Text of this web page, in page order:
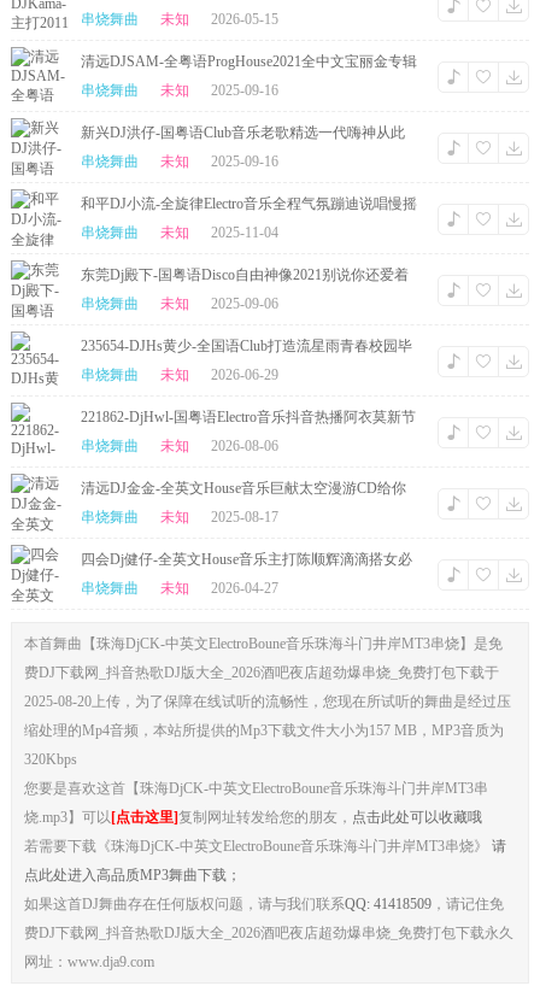
串烧舞曲
未知 2026-05-15
清远DJSAM-全粤语ProgHouse2021全中文宝丽金专辑
串烧
串烧舞曲 未知 2025-09-16
新兴DJ洪仔-国粤语Club音乐老歌精选一代嗨神从此
落幕串烧
串烧舞曲 未知 2025-09-16
和平DJ小流-全旋律Electro音乐全程气氛蹦迪说唱慢摇
串烧
串烧舞曲 未知 2025-11-04
东莞Dj殿下-国粤语Disco自由神像2021别说你还爱着
我串烧
串烧舞曲 未知 2025-09-06
235654-DJHs黄少-全国语Club打造流星雨青春校园毕
业暑假必听串烧
串烧舞曲 未知 2026-06-29
221862-DjHwl-国粤语Electro音乐抖音热播阿衣莫新节
奏旧旋律串烧
串烧舞曲 未知 2026-08-06
清远DJ金金-全英文House音乐巨献太空漫游CD给你
不一样感觉串烧
串烧舞曲 未知 2025-08-17
四会Dj健仔-全英文House音乐主打陈顺辉滴滴搭女必
备DJ串烧
串烧舞曲 未知 2026-04-27
本首舞曲【珠海DjCK-中英文ElectroBoune音乐珠海斗门井岸MT3串烧】是免
费DJ下载网_抖音热歌DJ版大全_2026酒吧夜店超劲爆串烧_免费打包下载于
2025-08-20上传，为了保障在线试听的流畅性，您现在所试听的舞曲是经过压
缩处理的Mp4音频，本站所提供的Mp3下载文件大小为157 MB，MP3音质为
320Kbps
您要是喜欢这首【珠海DjCK-中英文ElectroBoune音乐珠海斗门井岸MT3串
烧.mp3】可以 [点击这里]复制网址转发给您的朋友， 点击此处可以收藏哦
若需要下载《珠海DjCK-中英文ElectroBoune音乐珠海斗门井岸MT3串烧》 请
点此处进入高品质MP3舞曲下载；
如果这首DJ舞曲存在任何版权问题，请与我们联系QQ: 41418509，请记住免
费DJ下载网_抖音热歌DJ版大全_2026酒吧夜店超劲爆串烧_免费打包下载永久
网址：www.dja9.com